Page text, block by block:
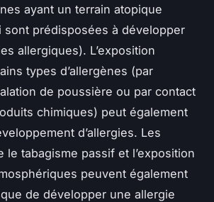
ayant un terrain atopique
prédisposées à développer
allergiques). L’exposition
types d’allergènes (par
de poussière ou par contact
chimiques) peut également
d’allergies. Les
le tabagisme passif et l’exposition
peuvent également
de développer une allergie